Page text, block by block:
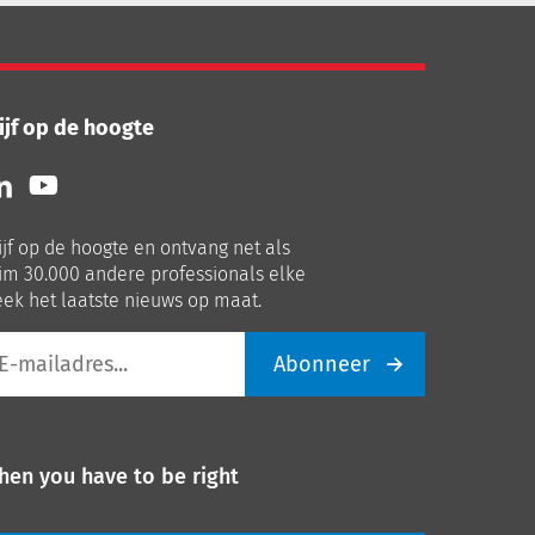
op de hoogte
Volg
ons
Youtube
op de hoogte en ontvang net als
30.000 andere professionals elke
het laatste nieuws op maat.
Abonneer
you have to be right